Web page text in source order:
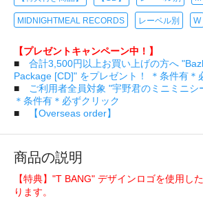
MIDNIGHTMEAL RECORDS レーベル別 W
【プレゼントキャンペーン中！】
■ 合計3,500円以上お買い上げの方へ
Package [CD]" をプレゼント！ ＊条件有＊
■
ご利用者全員対象 "宇野君のミニミニシ
＊条件有＊必ずクリック
■
【Overseas order】
商品の説明
【特典】"T BANG" デザインロゴを使用し
ります。